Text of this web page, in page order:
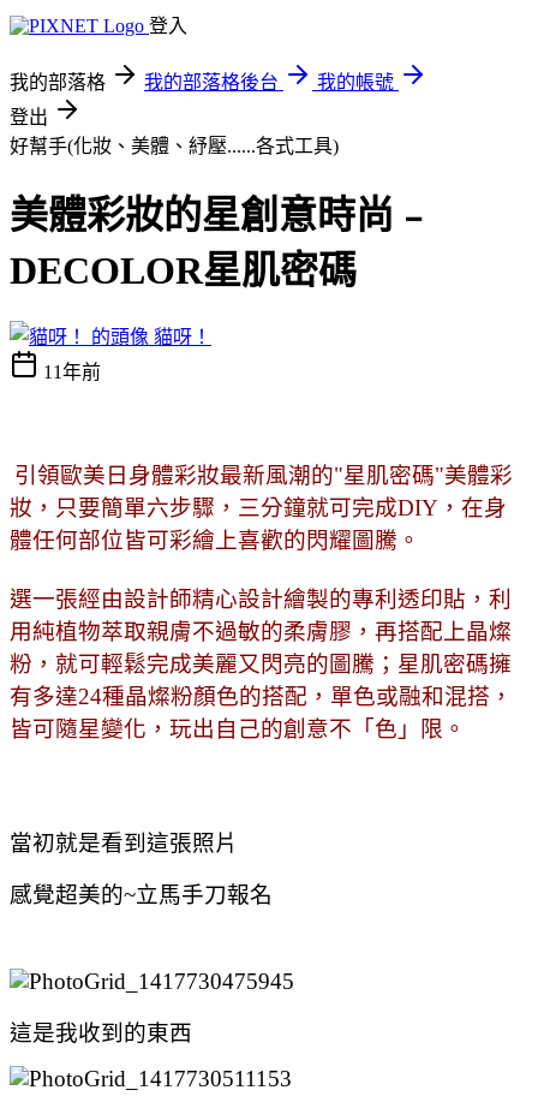
登入
我的部落格 我的部落格後台
我的帳號
登出
好幫手(化妝、美體、紓壓......各式工具)
美體彩妝的星創意時尚﹣
DECOLOR星肌密碼
貓呀！
11年前
引領歐美日身體彩妝最新風潮的"星肌密碼"美體彩
妝，只要簡單六步驟，三分鐘就可完成DIY，在身
體任何部位皆可彩繪上喜歡的閃耀圖騰。
選一張經由設計師精心設計繪製的專利透印貼，利
用純植物萃取親膚不過敏的柔膚膠，再搭配上晶燦
粉，就可輕鬆完成美麗又閃亮的圖騰；星肌密碼擁
有多達24種晶燦粉顏色的搭配，單色或融和混搭，
皆可隨星變化，玩出自己的創意不「色」限。
當初就是看到這張照片
感覺超美的~立馬手刀報名
這是我收到的東西